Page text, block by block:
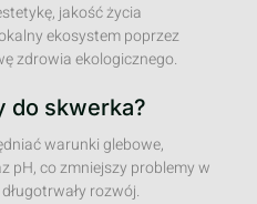
jakość życia
ekosystem poprzez
zdrowia ekologicznego.
do skwerka?
warunki glebowe,
pH, co zmniejszy problemy w
rozwój.